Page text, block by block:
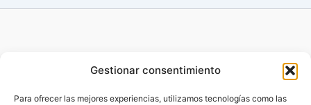
Gestionar consentimiento
Para ofrecer las mejores experiencias, utilizamos tecnologías como las